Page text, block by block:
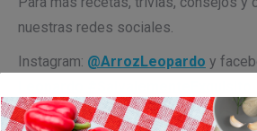
nuestras redes sociales.
Instagram: @ArrozLeopardo y
Encuéntra Arroz Leopardo en:éxito,